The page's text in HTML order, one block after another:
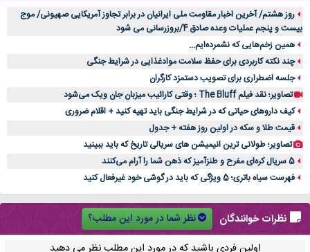
روز هشتم/ آخرین اخبار مقاومت ملی ایرانیان در برابر تجاوز آمریکایی صهیونی/ موج
بیست و پنجم عملیات وعده صادق 4/بروزرسانی می شود
همین زخم‌هایی که نشمرده‌ایم...
چند نکته کاربردی برای حفظ سلامت موادغذایی در شرایط جنگی
جلسه اضطراری برای تصویب دستمزد کارگران
تصاویر؛ نقد فیلم The Bluff ؛ وقتی کارائیب میزبان جان ویک می‌شود
کیف داروهای حیاتی که در شرایط جنگی باید تهیه کنید + اقلام ضروری
قیمت طلا و سکه در اولین روز هفته + جدول
تصاویر؛ طولانی ترین انیمیشن های سریالی تاریخ که باید ببینید
5 سریال کره‌ای مفرح و طنزآمیز که ذهن شما را آرام می‌کنند
فهرست سیاه باتری؛ 5 ویژگی که باید در گوشی خود غیرفعال کنید
نظرات خوانندگان
نظر شما در مورد این مطلب؟
اولین فردی باشید که در مورد این مطلب نظر می دهید